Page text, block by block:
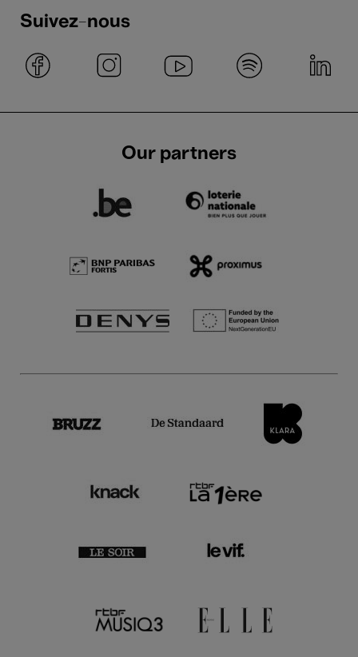
Suivez-nous
Our partners